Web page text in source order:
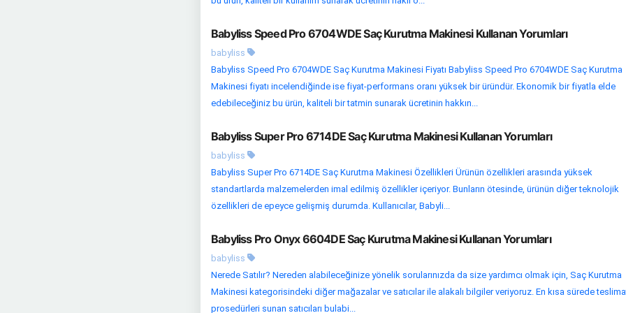
Babyliss Speed Pro 6704WDE Saç Kurutma Makinesi Kullanan Yorumları
babyliss
Babyliss Speed Pro 6704WDE Saç Kurutma Makinesi Fiyatı Babyliss Speed Pro 6704WDE Saç Kurutma
Makinesi fiyatı incelendiğinde ise fiyat-performans oranı yüksek bir üründür. Ekonomik bir fiyatla elde
edebileceğiniz bu ürün, kaliteli bir tatmin sunarak ücretinin hakkın...
Babyliss Super Pro 6714DE Saç Kurutma Makinesi Kullanan Yorumları
babyliss
Babyliss Super Pro 6714DE Saç Kurutma Makinesi Özellikleri Ürünün özellikleri arasında yüksek
standartlarda malzemelerden imal edilmiş özellikler içeriyor. Bunların ötesinde, ürünün diğer teknolojik
özellikleri de epeyce gelişmiş durumda. Kullanıcılar, Babyli...
Babyliss Pro Onyx 6604DE Saç Kurutma Makinesi Kullanan Yorumları
babyliss
Nerede Satılır? Nereden alabileceğinize yönelik sorularınızda da size yardımcı olmak için, Saç Kurutma
Makinesi kategorisindeki diğer mağazalar ve satıcılar ile alakalı bilgiler veriyoruz. En kısa sürede
prosedürleri sunan satıcıları bulabi...